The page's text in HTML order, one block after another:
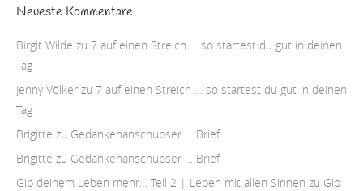
Neueste Kommentare
Birgit Wilde zu 7 auf einen Streich … so startest du gut in deinen
Tag
Jenny Völker zu 7 auf einen Streich … so startest du gut in deinen
Tag
Brigitte zu Gedankenanschubser … Brief
Brigitte zu Gedankenanschubser … Brief
Gib deinem Leben mehr… Teil 2 | Leben mit allen Sinnen zu Gib